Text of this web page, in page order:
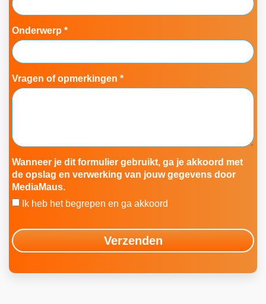
Onderwerp *
Vragen of opmerkingen *
Wanneer je dit formulier gebruikt, ga je akkoord met
de opslag en verwerking van jouw gegevens door
MediaMaus.
Ik heb het begrepen en ga akkoord
Verzenden